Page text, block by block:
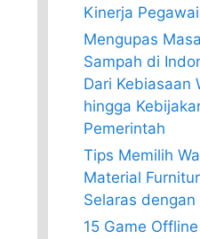
Kinerja Pegawai
Mengupas
Sampah di
Dari Kebiasaan
hingga
Pemerintah
Tips Memilih
Material
Selaras dengan
15 Game